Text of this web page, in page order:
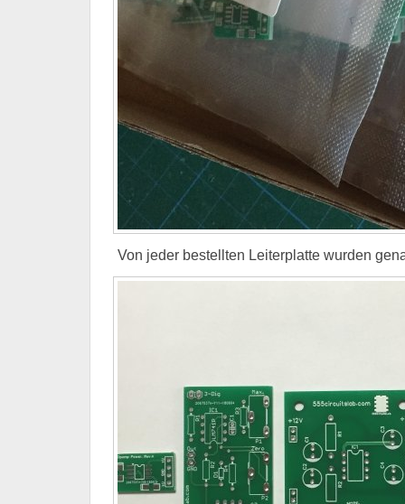
Von jeder bestellten Leiterplatte wurden